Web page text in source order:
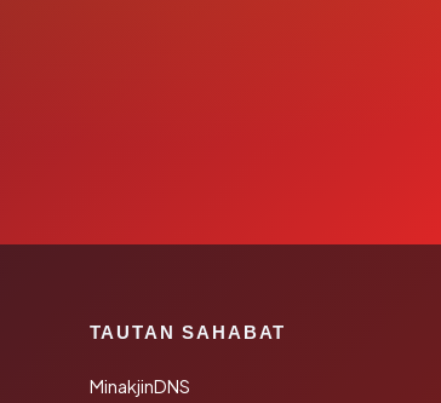
TAUTAN SAHABAT
MinakjinDNS